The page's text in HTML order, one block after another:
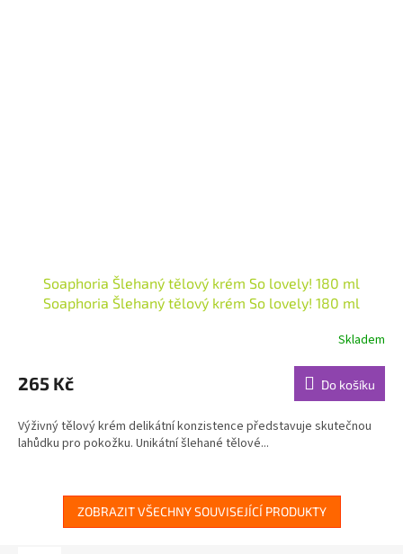
Soaphoria Šlehaný tělový krém So lovely! 180 ml
Soaphoria Šlehaný tělový krém So lovely! 180 ml
produktu
je
z
5
Skladem
265 Kč Do košíku
Výživný tělový krém delikátní konzistence představuje skutečnou
lahůdku pro pokožku. Unikátní šlehané tělové...
ZOBRAZIT VŠECHNY SOUVISEJÍCÍ PRODUKTY